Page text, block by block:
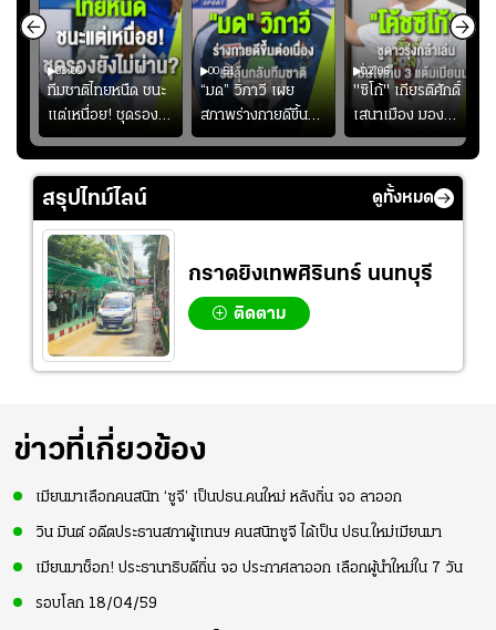
03:00
ทีมชาติไทยหนืด ชนะ
แต่เหนื่อย! ชุดรอง
ยังไม่ผ่าน?
00:51
“มด” วิภาวี เผย
สภาพร่างกายดีขึ้น
อย่างต่อเนื่อง พร้อม
พยายามลงสนามให้
02:06
"ซิโก้" เกียรติศักดิ์
เสนาเมือง มอง
ว่าการเปิดโอกาสให้
แข้งดาวรุ่งลงสนาม
อย่างต่อเนื่อง
สรุปไทม์ไลน์ ดูทั้งหมด
กราดยิงเทพศิรินทร์ นนทบุรี
ติดตาม
ข่าวที่เกี่ยวข้อง
เมียนมาเลือกคนสนิท ‘ซูจี’ เป็นปธน.คนใหม่ หลังถิ่น จอ ลาออก
วิน มินต์ อดีตประธานสภาผู้แทนฯ คนสนิทซูจี ได้เป็น ปธน.ใหม่เมียนมา
เมียนมาช็อก! ประธานาธิบดีถิ่น จอ ประกาศลาออก เลือกผู้นำใหม่ใน 7 วัน
รอบโลก 18/04/59